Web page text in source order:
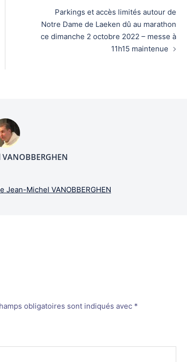
Parkings et accès limités autour de
Notre Dame de Laeken dû au marathon
ce dimanche 2 octobre 2022 – messe à
11h15 maintenue
Michel VANOBBERGHEN
obligatoires sont indiqués avec *